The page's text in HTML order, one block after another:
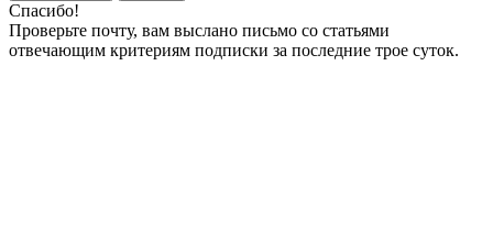
Спасибо!
Проверьте почту, вам выслано письмо со статьями
отвечающим критериям подписки за последние трое суток.